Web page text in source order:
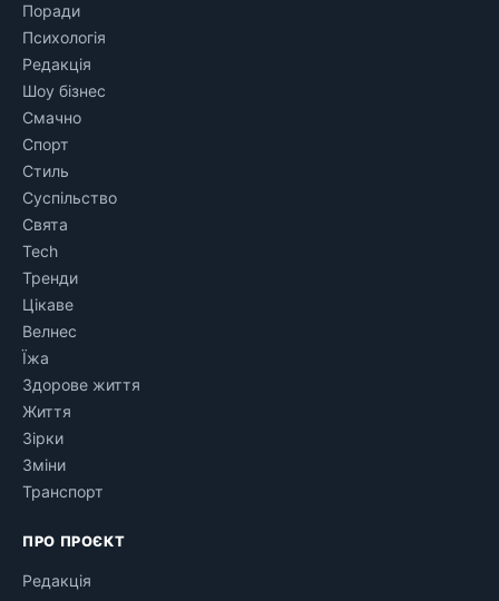
Поради
Психологія
Редакція
Шоу бізнес
Смачно
Спорт
Стиль
Суспільство
Свята
Tech
Тренди
Цікаве
Велнес
Їжа
Здорове життя
Життя
Зірки
Зміни
Транспорт
ПРО ПРОЄКТ
Редакція